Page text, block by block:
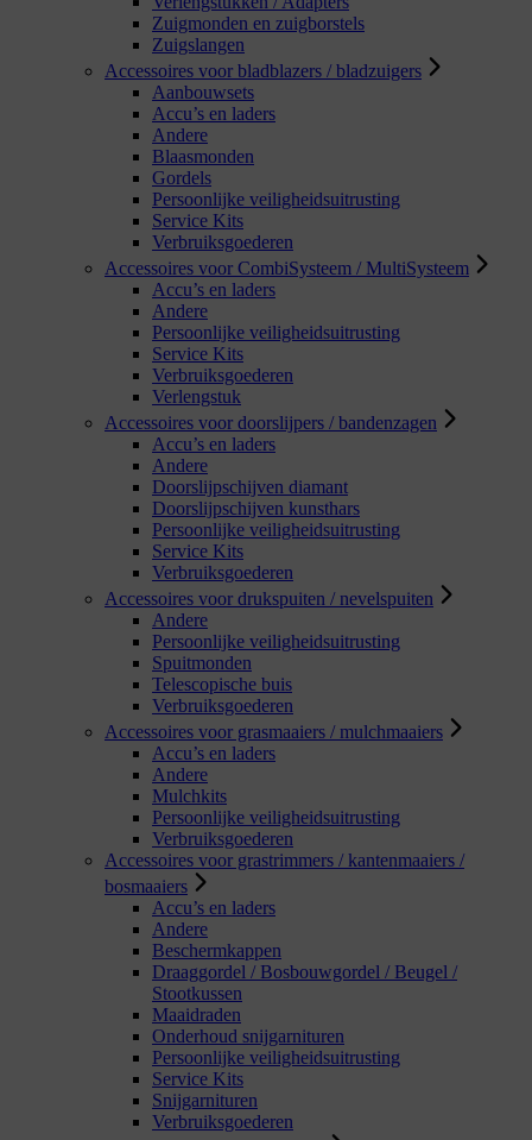
Zuigmonden en zuigborstels
Zuigslangen
Accessoires voor bladblazers / bladzuigers
Aanbouwsets
Accu’s en laders
Andere
Blaasmonden
Gordels
Persoonlijke veiligheidsuitrusting
Service Kits
Verbruiksgoederen
Accessoires voor CombiSysteem / MultiSysteem
Accu’s en laders
Andere
Persoonlijke veiligheidsuitrusting
Service Kits
Verbruiksgoederen
Verlengstuk
Accessoires voor doorslijpers / bandenzagen
Accu’s en laders
Andere
Doorslijpschijven diamant
Doorslijpschijven kunsthars
Persoonlijke veiligheidsuitrusting
Service Kits
Verbruiksgoederen
Accessoires voor drukspuiten / nevelspuiten
Andere
Persoonlijke veiligheidsuitrusting
Spuitmonden
Telescopische buis
Verbruiksgoederen
Accessoires voor grasmaaiers / mulchmaaiers
Accu’s en laders
Andere
Mulchkits
Persoonlijke veiligheidsuitrusting
Verbruiksgoederen
Accessoires voor grastrimmers / kantenmaaiers /
bosmaaiers
Accu’s en laders
Andere
Beschermkappen
Draaggordel / Bosbouwgordel / Beugel /
Stootkussen
Maaidraden
Onderhoud snijgarnituren
Persoonlijke veiligheidsuitrusting
Service Kits
Snijgarnituren
Verbruiksgoederen